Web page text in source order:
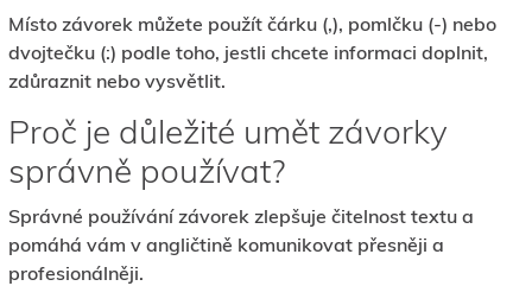
Místo závorek můžete použít čárku (,), pomlčku (-) nebo
dvojtečku (:) podle toho, jestli chcete informaci doplnit,
zdůraznit nebo vysvětlit.
Proč je důležité umět závorky
správně používat?
Správné používání závorek zlepšuje čitelnost textu a
pomáhá vám v angličtině komunikovat přesněji a
profesionálněji.